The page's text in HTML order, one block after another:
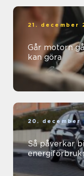
21. december
Går motorn
kan göra
20. december
Så påverkar